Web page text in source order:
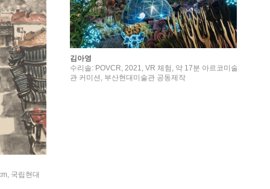
국립현대
김아영
수리솔: POVCR, 2021, VR 체험, 약 17분 아르코미술
관 커미션, 부산현대미술관 공동제작